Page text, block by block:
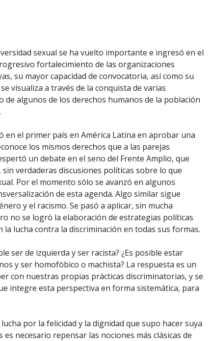
sexual se ha vuelto importante e ingresó en el
fortalecimiento de las organizaciones
su mayor capacidad de convocatoria, así como su
visualiza a través de la conquista de varias
algunos de los derechos humanos de la población
en el primer país en América Latina en aprobar una
los mismos derechos que a las parejas
un debate en el seno del Frente Amplio, que
verdaderas discusiones políticas sobre lo que
Por el momento sólo se avanzó en algunos
de esta agenda. Algo similar sigue
y el racismo. Se pasó a aplicar, sin mucha
no se logró la elaboración de estrategias políticas
lucha contra la discriminación en todas sus formas.
ser de izquierda y ser racista? ¿Es posible estar
y ser homofóbico o machista? La respuesta es un
con nuestras propias prácticas discriminatorias, y se
integre esta perspectiva en forma sistemática, para
por la felicidad y la dignidad que supo hacer suya
necesario repensar las nociones más clásicas de